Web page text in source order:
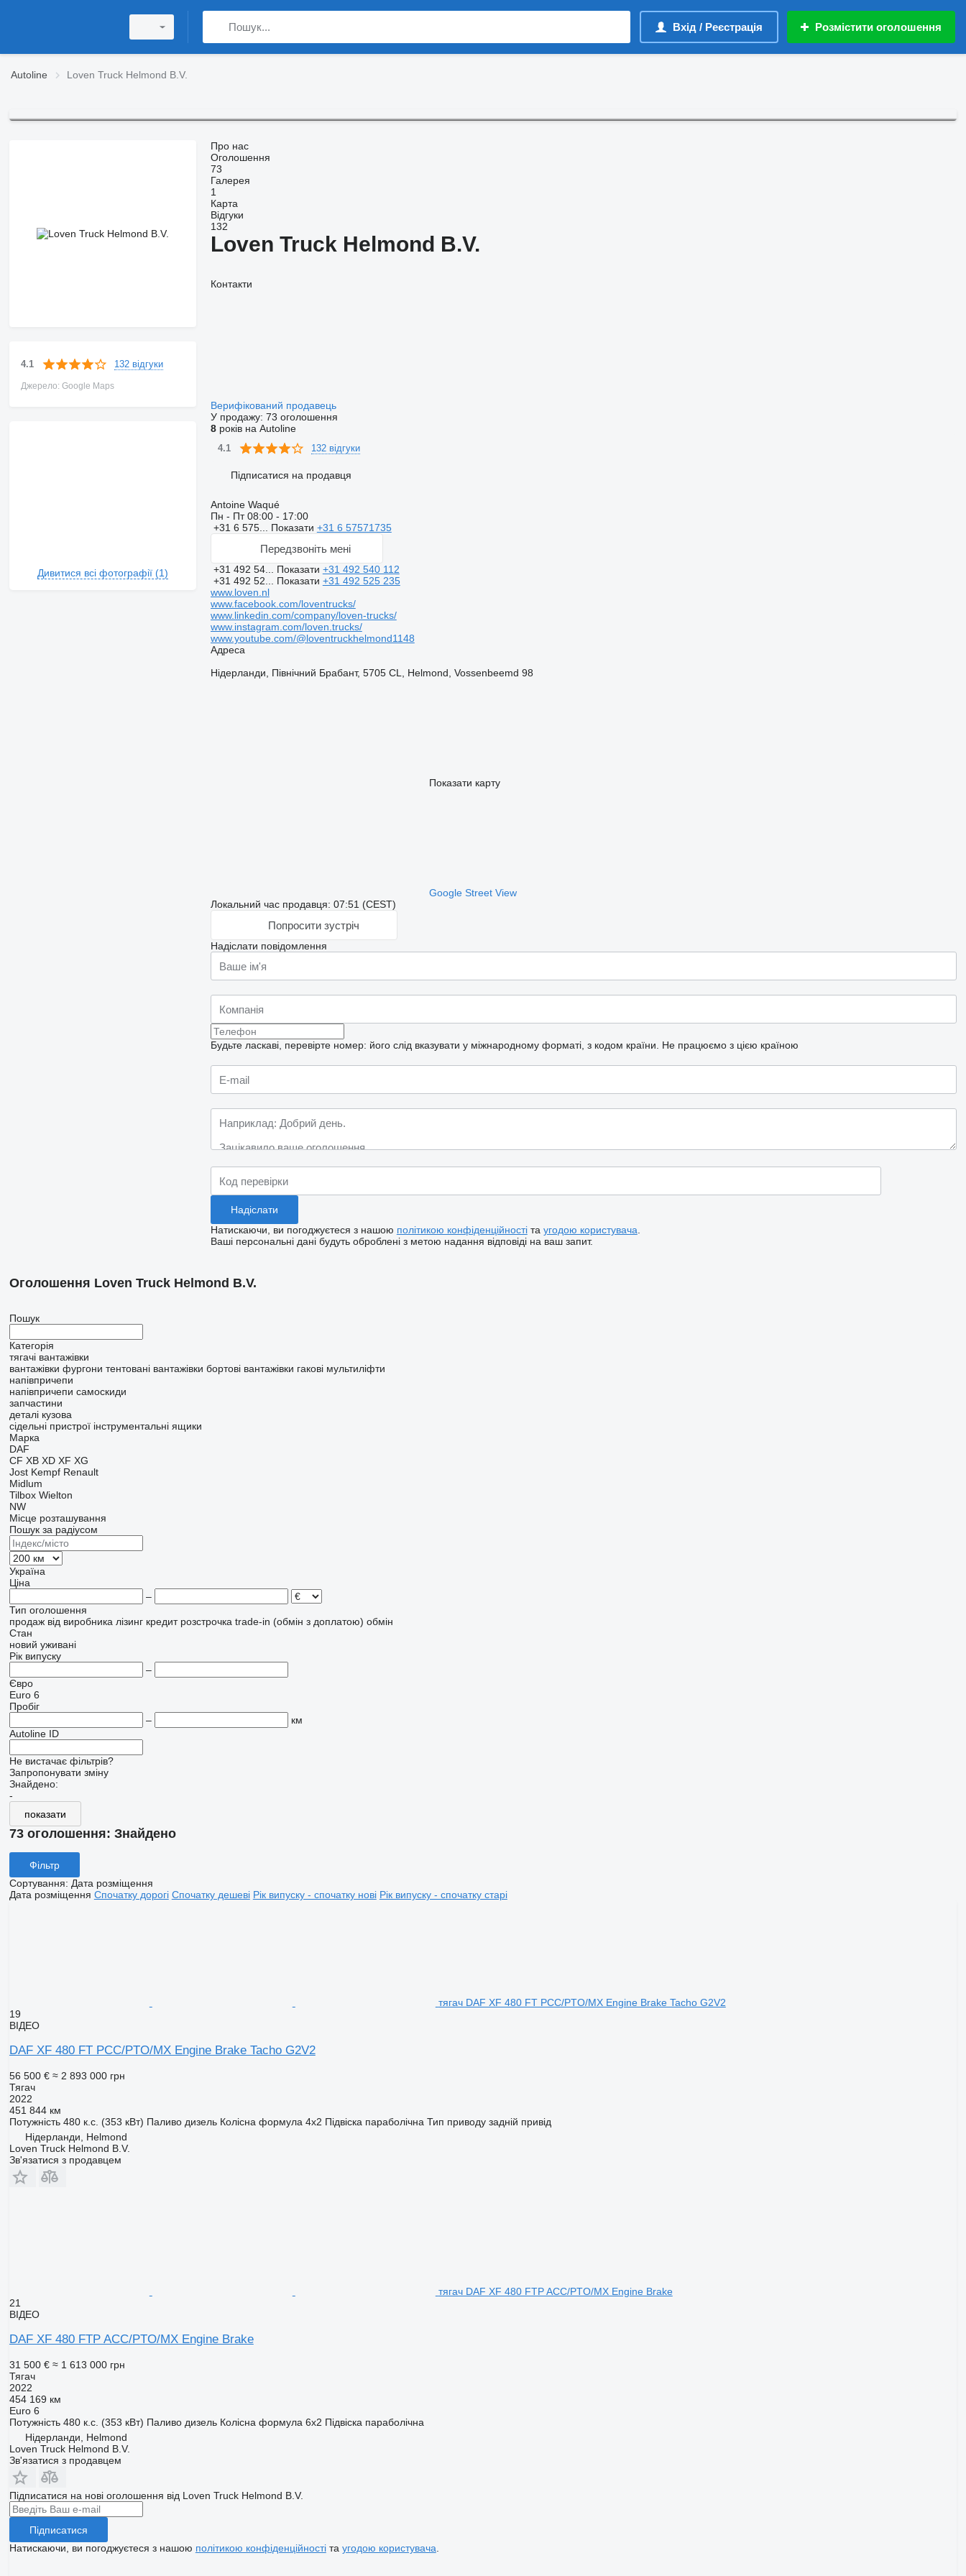
Вхід / Реєстрація Розмістити оголошення
Autoline Loven Truck Helmond B.V.
4.1 132 відгуки
Джерело: Google Maps
Дивитися всі фотографії (1)
Про нас
Оголошення
73
Галерея
1
Карта
Відгуки
132
Loven Truck Helmond B.V.
Контакти
Верифікований продавець
У продажу: 73 оголошення
8років на Autoline
4.1 132 відгуки
Підписатися на продавця
Antoine Waqué
Пн - Пт08:00 - 17:00
+31 6 575... Показати +31 6 57571735
Передзвоніть мені
+31 492 54... Показати +31 492 540 112
+31 492 52... Показати +31 492 525 235
www.loven.nl
www.facebook.com/loventrucks/
www.linkedin.com/company/loven-trucks/
www.instagram.com/loven.trucks/
www.youtube.com/@loventruckhelmond1148
Адреса
Нідерланди, Північний Брабант, 5705 CL, Helmond, Vossenbeemd 98
Показати карту
Google Street View
Локальний час продавця: 07:51 (CEST)
Попросити зустріч
Надіслати повідомлення
Будьте ласкаві, перевірте номер: його слід вказувати у міжнародному форматі, з кодом країни. Не працюємо з цією країною
Натискаючи, ви погоджуєтеся з нашою політикою конфіденційностіта угодою користувача
Ваші персональні дані будуть оброблені з метою надання відповіді на ваш запит.
Оголошення Loven Truck Helmond B.V.
Пошук
Категорія
тягачі вантажівки
вантажівки фургони тентовані вантажівки бортовi вантажівки гакові мультиліфти
напівпричепи
напівпричепи самоскиди
запчастини
деталі кузова
сідельні пристрої інструментальні ящики
Марка
DAF
CF XB XD XF XG
Jost Kempf Renault
Midlum
Tilbox Wielton
NW
Місце розташування
Пошук за радіусом
Україна
Ціна
–
Тип оголошення
продаж від виробника лізинг кредит розстрочка trade-in (обмін з доплатою) обмін
Стан
новий уживані
Рік випуску
–
Євро
Euro 6
Пробіг
–
км
Autoline ID
Не вистачає фільтрів?
Запропонувати зміну
Знайдено:
-
показати
73 оголошення: Знайдено
Фільтр
Сортування: Дата розміщення
Дата розміщення Спочатку дорогі Спочатку дешеві Рік випуску - спочатку нові Рік випуску - спочатку старі
тягач DAF XF 480 FT PCC/PTO/MX Engine Brake Tacho G2V2
19
ВІДЕО
DAF XF 480 FT PCC/PTO/MX Engine Brake Tacho G2V2
56 500 € ≈ 2 893 000 грн
Тягач
2022
451 844 км
Потужність 480 к.с. (353 кВт) Паливо дизель Колісна формула 4x2 Підвіска параболічна Тип приводу задній привід
Нідерланди, Helmond
Loven Truck Helmond B.V.
Зв'язатися з продавцем
тягач DAF XF 480 FTP ACC/PTO/MX Engine Brake
21
ВІДЕО
DAF XF 480 FTP ACC/PTO/MX Engine Brake
31 500 € ≈ 1 613 000 грн
Тягач
2022
454 169 км
Euro 6
Потужність 480 к.с. (353 кВт) Паливо дизель Колісна формула 6x2 Підвіска параболічна
Нідерланди, Helmond
Loven Truck Helmond B.V.
Зв'язатися з продавцем
Підписатися на нові оголошення від Loven Truck Helmond B.V.
Підписатися
Натискаючи, ви погоджуєтеся з нашою політикою конфіденційностіта угодою користувача